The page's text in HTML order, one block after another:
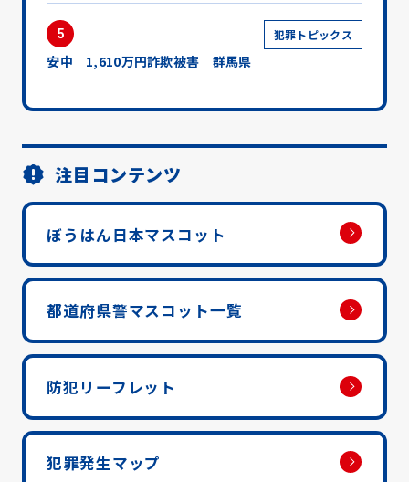
5 犯罪トピックス
安中 1,610万円詐欺被害 群馬県
注目コンテンツ
ぼうはん日本マスコット
都道府県警マスコット一覧
防犯リーフレット
犯罪発生マップ